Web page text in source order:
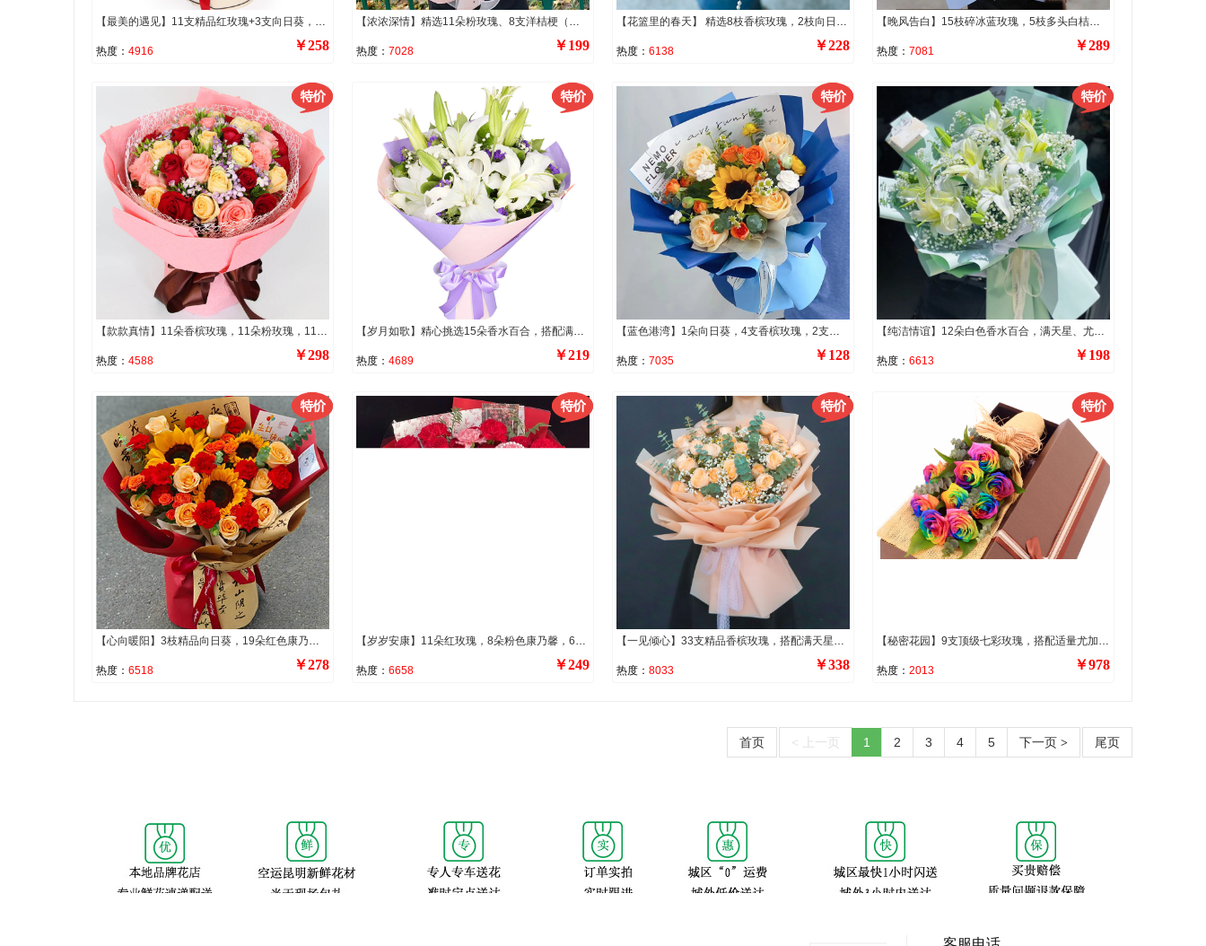
【最美的遇见】11支精品红玫瑰+3支向日葵，搭配5支香槟色洋桔梗、红豆、尤加利、银叶菊
热度： 4916 ￥258
【浓浓深情】精选11朵粉玫瑰、8支洋桔梗（断货则用8支白玫瑰代替），尤加利叶、洋甘菊装饰。
热度： 7028 ￥199
【花篮里的春天】 精选8枝香槟玫瑰，2枝向日葵，1朵粉色康乃馨，3支多头橙色泡泡，4支浅色多头洋桔梗，搭配洋甘菊、喷泉草、尤加利叶装饰。
热度： 6138 ￥228
【晚风告白】15枝碎冰蓝玫瑰，5枝多头白桔梗，尤加利叶间插点缀。
热度： 7081 ￥289
【款款真情】11朵香槟玫瑰，11朵粉玫瑰，11朵红玫瑰，共33朵，相思梅搭配。
热度： 4588 ￥298
【岁月如歌】精心挑选15朵香水百合，搭配满天星，黄莺，勿忘我。
热度： 4689 ￥219
【蓝色港湾】1朵向日葵，4支香槟玫瑰，2支洋桔梗，4支橙色多头泡泡，搭配尤加利叶、小雏菊等装饰。
热度： 7035 ￥128
【纯洁情谊】12朵白色香水百合，满天星、尤加利叶点缀。
热度： 6613 ￥198
【心向暖阳】3枝精品向日葵，19朵红色康乃馨和香槟玫瑰混搭（红色康乃馨10枝，香槟玫瑰9枝），3枝多头橙色泡泡，搭配尤加利叶装饰。
热度： 6518 ￥278
【岁岁安康】11朵红玫瑰，8朵粉色康乃馨，6朵红康乃馨，1条珠串，搭配九星叶或尤加利叶装饰。
热度： 6658 ￥249
【一见倾心】33支精品香槟玫瑰，搭配满天星、尤加利叶、洋甘菊装饰。
热度： 8033 ￥338
【秘密花园】9支顶级七彩玫瑰，搭配适量尤加利叶、栀子叶。
热度： 2013 ￥978
首页 < 上一页 1 2 3 4 5 下一页 > 尾页